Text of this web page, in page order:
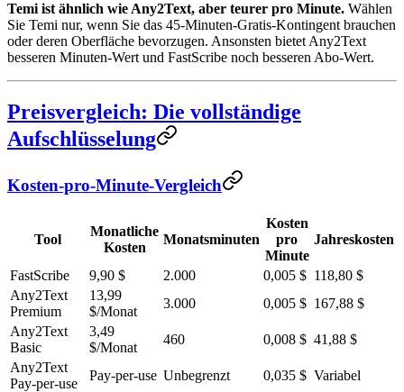
Temi ist ähnlich wie Any2Text, aber teurer pro Minute. Wählen
Sie Temi nur, wenn Sie das 45-Minuten-Gratis-Kontingent brauchen
oder deren Oberfläche bevorzugen. Ansonsten bietet Any2Text
besseren Minuten-Wert und FastScribe noch besseren Abo-Wert.
Preisvergleich: Die vollständige
Aufschlüsselung
Kosten-pro-Minute-Vergleich
Tool
Monatliche
Kosten
Monatsminuten
Kosten
pro
Minute
Jahreskosten
FastScribe 9,90 $ 2.000 0,005 $ 118,80 $
Any2Text
Premium
13,99
$/Monat
3.000 0,005 $ 167,88 $
Any2Text
Basic
3,49
$/Monat
460 0,008 $ 41,88 $
Any2Text
Pay-per-use
Pay-per-use Unbegrenzt 0,035 $ Variabel